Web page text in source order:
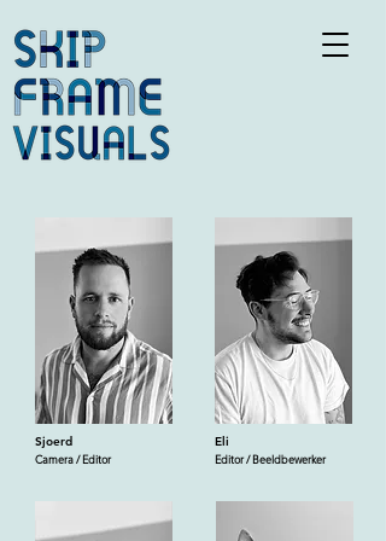
Sjoerd
Camera / Editor
Eli
Editor /